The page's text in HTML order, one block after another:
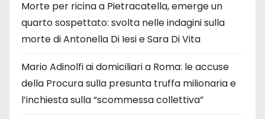
Morte per ricina a Pietracatella, emerge un
quarto sospettato: svolta nelle indagini sulla
morte di Antonella Di Iesi e Sara Di Vita
Mario Adinolfi ai domiciliari a Roma: le accuse
della Procura sulla presunta truffa milionaria e
l’inchiesta sulla “scommessa collettiva”